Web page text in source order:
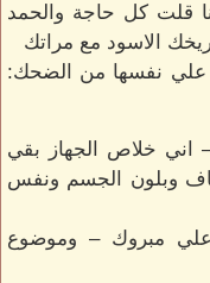
قلت كل حاجة والحمد
الاسود مع مراتك
علي نفسها من الضحك:
اني خلاص الجهاز بقي
وبلون الجسم ونفس
علي مبروك – وموضوع